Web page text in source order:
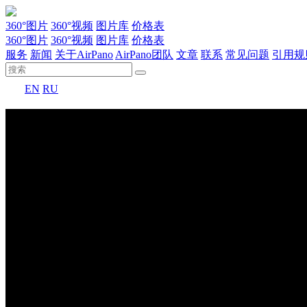
360°图片 360°视频 图片库 价格表
360°图片 360°视频 图片库 价格表
服务 新闻 关于AirPano AirPano团队 文章 联系 常见问题 引用
EN RU